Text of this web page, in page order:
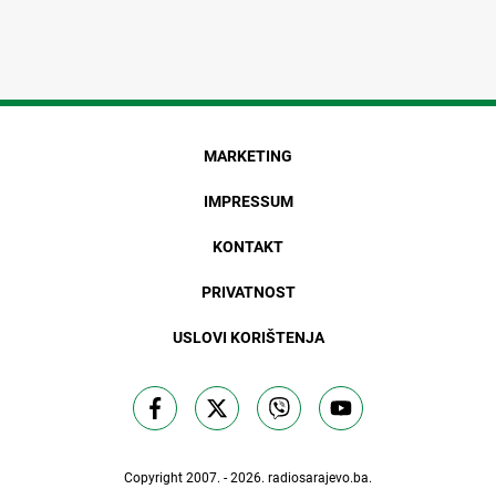
MARKETING
IMPRESSUM
KONTAKT
PRIVATNOST
USLOVI KORIŠTENJA
Copyright 2007. - 2026. radiosarajevo.ba.